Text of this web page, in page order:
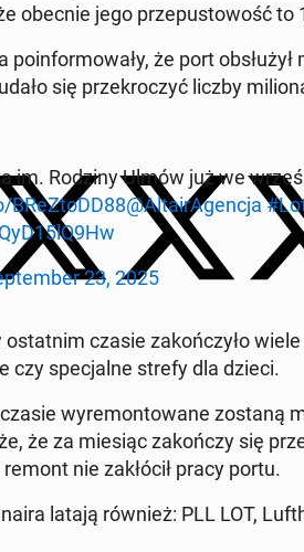
obecnie jego prze­pu­sto­wość to
że port
się prze­kro­czyć liczby
im. Rodziny Ulmów już we
@Al­ta­irA­gen­cja
23, 2025
czasie za­koń­czy­ło
czy spe­cjal­ne strefy dla dzieci.
wy­re­mon­to­wa­ne zostaną
że za miesiąc za­koń­czy się
nie za­kłó­cił pracy portu.
latają również: PLL LOT,